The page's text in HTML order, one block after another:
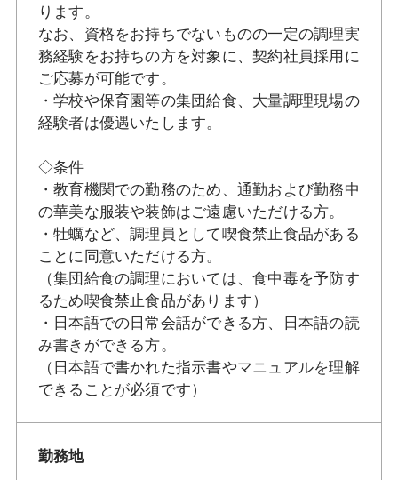
ります。
なお、資格をお持ちでないものの一定の調理実
務経験をお持ちの方を対象に、契約社員採用に
ご応募が可能です。
・学校や保育園等の集団給食、大量調理現場の
経験者は優遇いたします。
◇条件
・教育機関での勤務のため、通勤および勤務中
の華美な服装や装飾はご遠慮いただける方。
・牡蠣など、調理員として喫食禁止食品がある
ことに同意いただける方。
（集団給食の調理においては、食中毒を予防す
るため喫食禁止食品があります）
・日本語での日常会話ができる方、日本語の読
み書きができる方。
（日本語で書かれた指示書やマニュアルを理解
できることが必須です）
勤務地